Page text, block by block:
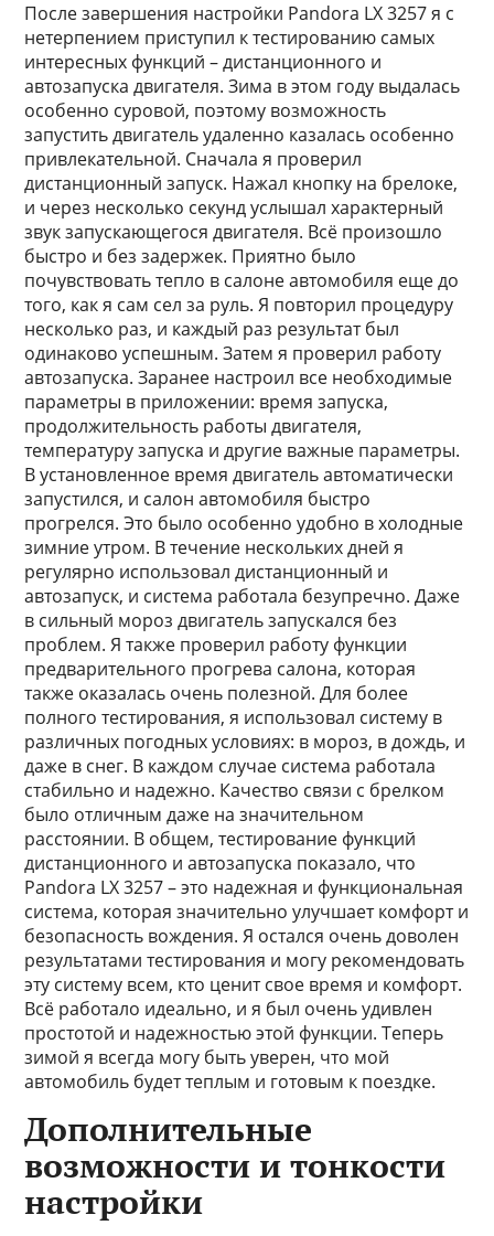
После завершения настройки Pandora LX 3257 я с
нетерпением приступил к тестированию самых
интересных функций – дистанционного и
автозапуска двигателя. Зима в этом году выдалась
особенно суровой, поэтому возможность
запустить двигатель удаленно казалась особенно
привлекательной. Сначала я проверил
дистанционный запуск. Нажал кнопку на брелоке,
и через несколько секунд услышал характерный
звук запускающегося двигателя. Всё произошло
быстро и без задержек. Приятно было
почувствовать тепло в салоне автомобиля еще до
того, как я сам сел за руль. Я повторил процедуру
несколько раз, и каждый раз результат был
одинаково успешным. Затем я проверил работу
автозапуска. Заранее настроил все необходимые
параметры в приложении: время запуска,
продолжительность работы двигателя,
температуру запуска и другие важные параметры.
В установленное время двигатель автоматически
запустился, и салон автомобиля быстро
прогрелся. Это было особенно удобно в холодные
зимние утром. В течение нескольких дней я
регулярно использовал дистанционный и
автозапуск, и система работала безупречно. Даже
в сильный мороз двигатель запускался без
проблем. Я также проверил работу функции
предварительного прогрева салона, которая
также оказалась очень полезной. Для более
полного тестирования, я использовал систему в
различных погодных условиях: в мороз, в дождь, и
даже в снег. В каждом случае система работала
стабильно и надежно. Качество связи с брелком
было отличным даже на значительном
расстоянии. В общем, тестирование функций
дистанционного и автозапуска показало, что
Pandora LX 3257 – это надежная и функциональная
система, которая значительно улучшает комфорт и
безопасность вождения. Я остался очень доволен
результатами тестирования и могу рекомендовать
эту систему всем, кто ценит свое время и комфорт.
Всё работало идеально, и я был очень удивлен
простотой и надежностью этой функции. Теперь
зимой я всегда могу быть уверен, что мой
автомобиль будет теплым и готовым к поездке.
Дополнительные
возможности и тонкости
настройки